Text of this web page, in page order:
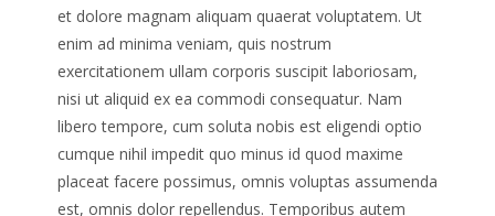
et dolore magnam aliquam quaerat voluptatem. Ut
enim ad minima veniam, quis nostrum
exercitationem ullam corporis suscipit laboriosam,
nisi ut aliquid ex ea commodi consequatur. Nam
libero tempore, cum soluta nobis est eligendi optio
cumque nihil impedit quo minus id quod maxime
placeat facere possimus, omnis voluptas assumenda
est, omnis dolor repellendus. Temporibus autem